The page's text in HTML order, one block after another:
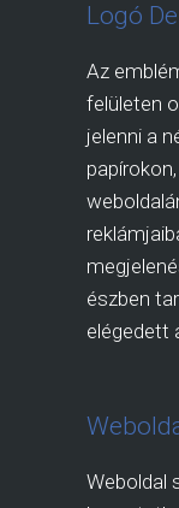
Logó
Az
felületen
jelenni a
észben
elégedett
Weboldal